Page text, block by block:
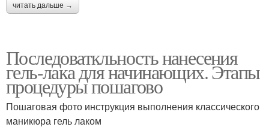
читать дальше →
Последоваткльность нанесения
гель-лака для начинающих. Этапы
процедуры пошагово
Пошаговая фото инструкция выполнения классического
маникюра гель лаком